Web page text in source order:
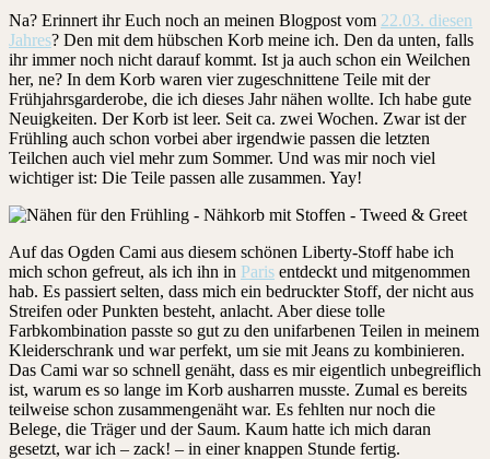
Na? Erinnert ihr Euch noch an meinen Blogpost vom 22.03. diesen
Jahres? Den mit dem hübschen Korb meine ich. Den da unten, falls
ihr immer noch nicht darauf kommt. Ist ja auch schon ein Weilchen
her, ne? In dem Korb waren vier zugeschnittene Teile mit der
Frühjahrsgarderobe, die ich dieses Jahr nähen wollte. Ich habe gute
Neuigkeiten. Der Korb ist leer. Seit ca. zwei Wochen. Zwar ist der
Frühling auch schon vorbei aber irgendwie passen die letzten
Teilchen auch viel mehr zum Sommer. Und was mir noch viel
wichtiger ist: Die Teile passen alle zusammen. Yay!
Auf das Ogden Cami aus diesem schönen Liberty-Stoff habe ich
mich schon gefreut, als ich ihn in Paris entdeckt und mitgenommen
hab. Es passiert selten, dass mich ein bedruckter Stoff, der nicht aus
Streifen oder Punkten besteht, anlacht. Aber diese tolle
Farbkombination passte so gut zu den unifarbenen Teilen in meinem
Kleiderschrank und war perfekt, um sie mit Jeans zu kombinieren.
Das Cami war so schnell genäht, dass es mir eigentlich unbegreiflich
ist, warum es so lange im Korb ausharren musste. Zumal es bereits
teilweise schon zusammengenäht war. Es fehlten nur noch die
Belege, die Träger und der Saum. Kaum hatte ich mich daran
gesetzt, war ich – zack! – in einer knappen Stunde fertig.